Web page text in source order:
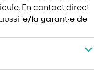
En contact direct
le/la garant·e de